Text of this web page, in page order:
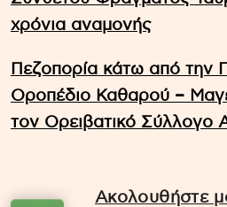
χρόνια αναμονής
Πεζοπορία κάτω από την
Οροπέδιο Καθαρού –
τον Ορειβατικό Σύλλογο
Ακολουθήστε